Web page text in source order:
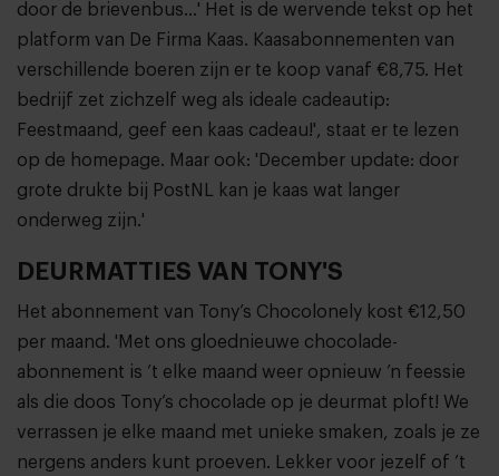
door de brievenbus…' Het is de wervende tekst op het
platform van De Firma Kaas. Kaasabonnementen van
verschillende boeren zijn er te koop vanaf €8,75. Het
bedrijf zet zichzelf weg als ideale cadeautip:
Feestmaand, geef een kaas cadeau!', staat er te lezen
op de homepage. Maar ook: 'December update: door
grote drukte bij PostNL kan je kaas wat langer
onderweg zijn.'
DEURMATTIES VAN TONY'S
Het abonnement van Tony’s Chocolonely kost €12,50
per maand. 'Met ons gloednieuwe chocolade-
abonnement is ’t elke maand weer opnieuw ’n feessie
als die doos Tony’s chocolade op je deurmat ploft! We
verrassen je elke maand met unieke smaken, zoals je ze
nergens anders kunt proeven. Lekker voor jezelf of ’t